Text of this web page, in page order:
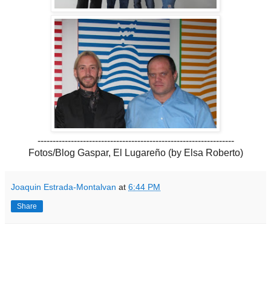
-----------------------------------------------------------------
Fotos/Blog Gaspar, El Lugareño (by Elsa Roberto)
Joaquin Estrada-Montalvan at 6:44 PM
Share